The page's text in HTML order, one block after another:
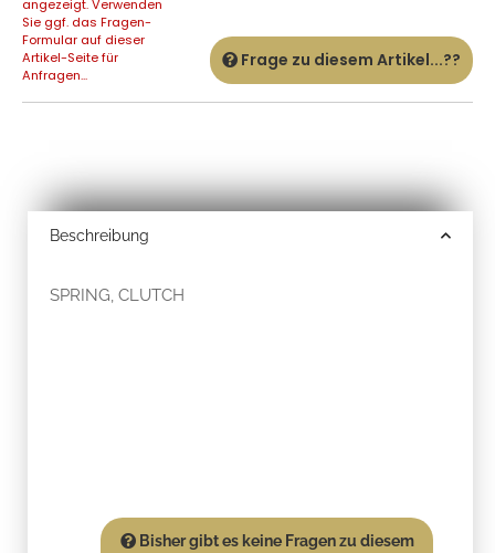
angezeigt. Verwenden
Sie ggf. das Fragen-
Formular auf dieser
Artikel-Seite für
Anfragen...
Frage zu diesem Artikel...??
Beschreibung
SPRING, CLUTCH
Bisher gibt es keine Fragen zu diesem